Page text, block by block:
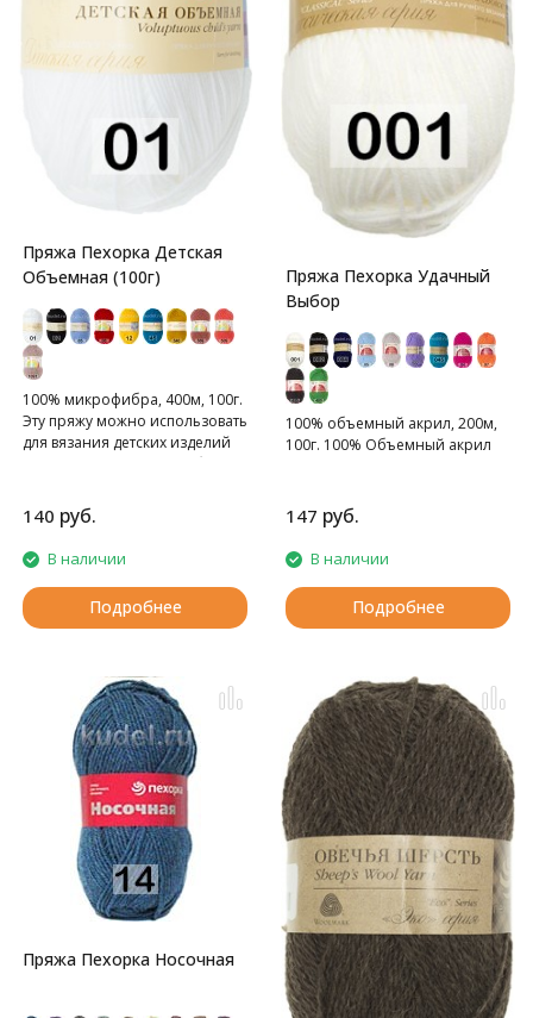
Пряжа Пехорка Детская
Объемная (100г)
100% микрофибра, 400м, 100г.
Эту пряжу можно использовать
для вязания детских изделий
для грудничков и детей более
вызывает аллергических
реакций.
140 руб.
В наличии
Подробнее
Пряжа Пехорка Удачный
Выбор
100% объемный акрил, 200м,
100г. 100% Объемный акрил
147 руб.
В наличии
Подробнее
Пряжа Пехорка Носочная